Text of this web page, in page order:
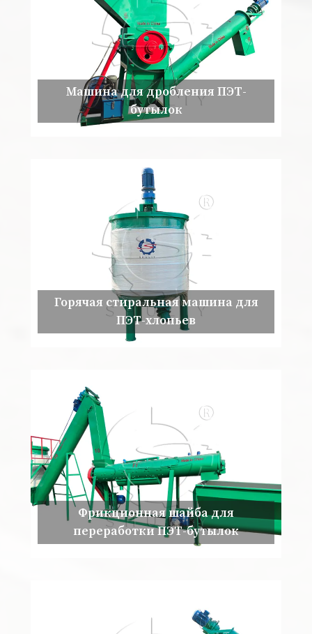
Машина для дробления ПЭТ-
бутылок
Горячая стиральная машина для
ПЭТ-хлопьев
Фрикционная шайба для
переработки ПЭТ-бутылок